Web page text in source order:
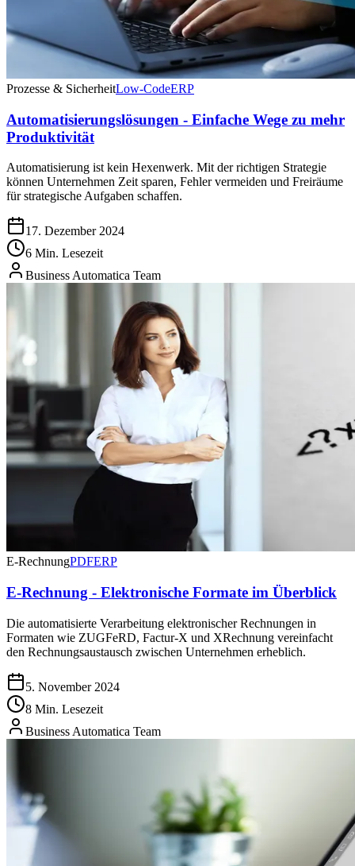
Prozesse & SicherheitLow-CodeERP
Automatisierungslösungen - Einfache Wege zu mehr
Produktivität
Automatisierung ist kein Hexenwerk. Mit der richtigen Strategie
können Unternehmen Zeit sparen, Fehler vermeiden und Freiräume
für strategische Aufgaben schaffen.
17. Dezember 2024
6 Min. Lesezeit
Business Automatica Team
E-RechnungPDFERP
E-Rechnung - Elektronische Formate im Überblick
Die automatisierte Verarbeitung elektronischer Rechnungen in
Formaten wie ZUGFeRD, Factur-X und XRechnung vereinfacht
den Rechnungsaustausch zwischen Unternehmen erheblich.
5. November 2024
8 Min. Lesezeit
Business Automatica Team